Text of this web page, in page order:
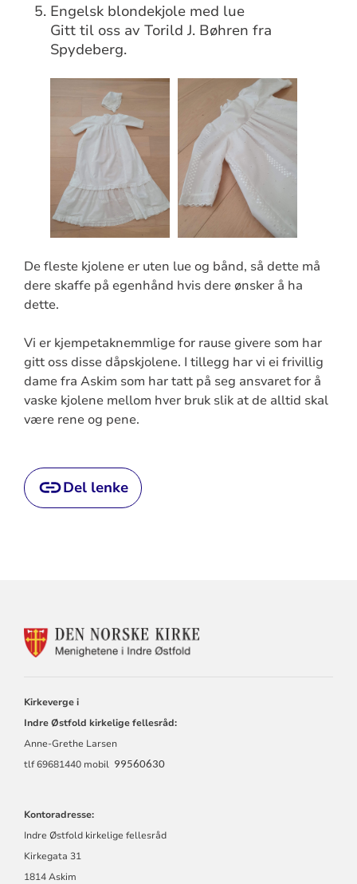
Engelsk blondekjole med lue
Gitt til oss av Torild J. Bøhren fra
Spydeberg.
De fleste kjolene er uten lue og bånd, så dette må
dere skaffe på egenhånd hvis dere ønsker å ha
dette.
Vi er kjempetaknemmlige for rause givere som har
gitt oss disse dåpskjolene. I tillegg har vi ei frivillig
dame fra Askim som har tatt på seg ansvaret for å
vaske kjolene mellom hver bruk slik at de alltid skal
være rene og pene.
Del lenke
KONTAKTINFORMASJON
Kirkeverge i
Indre Østfold kirkelige fellesråd:
Anne-Grethe Larsen
tlf 69681440 mobil 99560630
Kontoradresse:
Indre Østfold kirkelige fellesråd
Kirkegata 31
1814 Askim